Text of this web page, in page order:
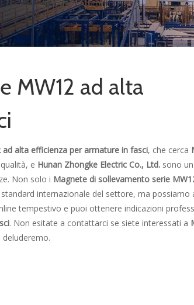
MW12 ad alta
alta efficienza per armature in fasci, che cerca
e Hunan Zhongke Electric Co., Ltd. sono un
Non solo i Magnete di sollevamento serie
internazionale del settore, ma possiamo
tempestivo e puoi ottenere indicazioni
. Non esitate a contattarci se siete interessati a
deluderemo.